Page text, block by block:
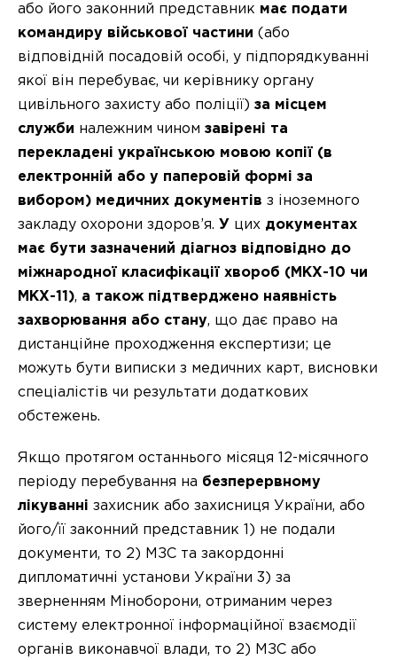
або його законний представник має подати
командиру військової частини (або
відповідній посадовій особі, у підпорядкуванні
якої він перебуває, чи керівнику органу
цивільного захисту або поліції) за місцем
служби належним чином завірені та
перекладені українською мовою копії (в
електронній або у паперовій формі за
вибором) медичних документів з іноземного
закладу охорони здоров’я. У цих документах
має бути зазначений діагноз відповідно до
міжнародної класифікації хвороб (МКХ-10 чи
МКХ-11), а також підтверджено наявність
захворювання або стану, що дає право на
дистанційне проходження експертизи; це
можуть бути виписки з медичних карт, висновки
спеціалістів чи результати додаткових
обстежень.
Якщо протягом останнього місяця 12-місячного
періоду перебування на безперервному
лікуванні захисник або захисниця України, або
його/її законний представник 1) не подали
документи, то 2) МЗС та закордонні
дипломатичні установи України 3) за
зверненням Міноборони, отриманим через
систему електронної інформаційної взаємодії
органів виконавчої влади, то 2) МЗС або